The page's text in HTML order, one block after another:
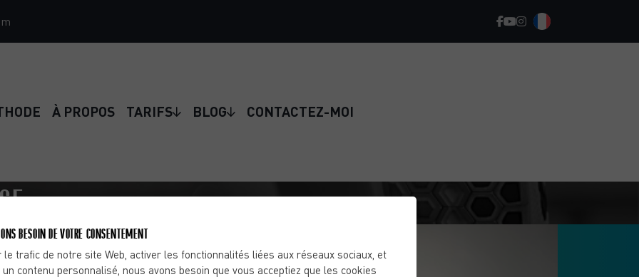
À PROPOS TARIFS BLOG CONTACTEZ-MOI
SANS MATÉRIEL –
BESOIN DE VOTRE CONSENTEMENT
le trafic de notre site Web, activer les fonctionnalités liées aux réseaux sociaux, et
contenu personnalisé, nous avons besoin que vous acceptiez que les cookies